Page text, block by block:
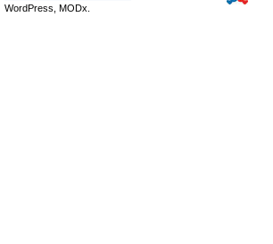
WordPress, MODx.